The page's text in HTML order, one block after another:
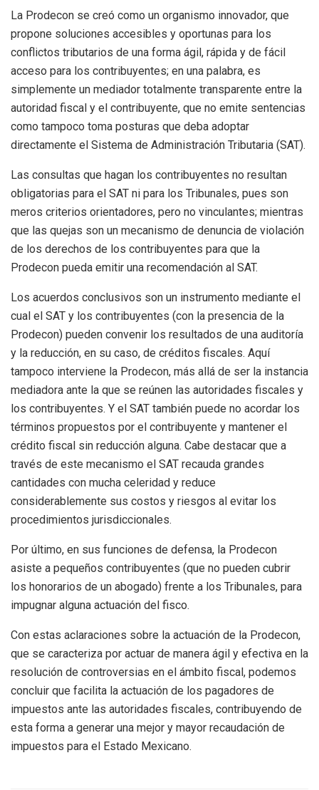
La Prodecon se creó como un organismo innovador, que
propone soluciones accesibles y oportunas para los
conflictos tributarios de una forma ágil, rápida y de fácil
acceso para los contribuyentes; en una palabra, es
simplemente un mediador totalmente transparente entre la
autoridad fiscal y el contribuyente, que no emite sentencias
como tampoco toma posturas que deba adoptar
directamente el Sistema de Administración Tributaria (SAT).
Las consultas que hagan los contribuyentes no resultan
obligatorias para el SAT ni para los Tribunales, pues son
meros criterios orientadores, pero no vinculantes; mientras
que las quejas son un mecanismo de denuncia de violación
de los derechos de los contribuyentes para que la
Prodecon pueda emitir una recomendación al SAT.
Los acuerdos conclusivos son un instrumento mediante el
cual el SAT y los contribuyentes (con la presencia de la
Prodecon) pueden convenir los resultados de una auditoría
y la reducción, en su caso, de créditos fiscales. Aquí
tampoco interviene la Prodecon, más allá de ser la instancia
mediadora ante la que se reúnen las autoridades fiscales y
los contribuyentes. Y el SAT también puede no acordar los
términos propuestos por el contribuyente y mantener el
crédito fiscal sin reducción alguna. Cabe destacar que a
través de este mecanismo el SAT recauda grandes
cantidades con mucha celeridad y reduce
considerablemente sus costos y riesgos al evitar los
procedimientos jurisdiccionales.
Por último, en sus funciones de defensa, la Prodecon
asiste a pequeños contribuyentes (que no pueden cubrir
los honorarios de un abogado) frente a los Tribunales, para
impugnar alguna actuación del fisco.
Con estas aclaraciones sobre la actuación de la Prodecon,
que se caracteriza por actuar de manera ágil y efectiva en la
resolución de controversias en el ámbito fiscal, podemos
concluir que facilita la actuación de los pagadores de
impuestos ante las autoridades fiscales, contribuyendo de
esta forma a generar una mejor y mayor recaudación de
impuestos para el Estado Mexicano.